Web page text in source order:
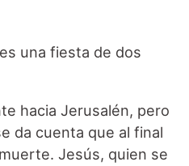
una fiesta de dos
hacia Jerusalén, pero
da cuenta que al final
Jesús, quien se